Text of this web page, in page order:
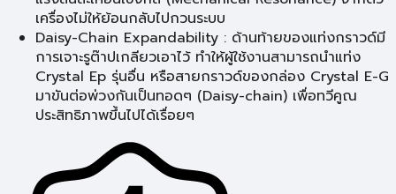
เครื่องไม่ให้ย้อนกลับไปกวนระบบ
Daisy-Chain Expandability : ด้านท้ายของแท่งกราวด์มี
การเจาะรูต๊าปเกลียวเอาไว้ ทำให้ผู้ใช้งานสามารถนำแท่ง
Crystal Ep รุ่นอื่น หรือสายกราวด์ของกล่อง Crystal E-G
มาขันต่อพ่วงกันเป็นทอดๆ (Daisy-chain) เพื่อทวีคูณ
ประสิทธิภาพขึ้นไปได้เรื่อยๆ